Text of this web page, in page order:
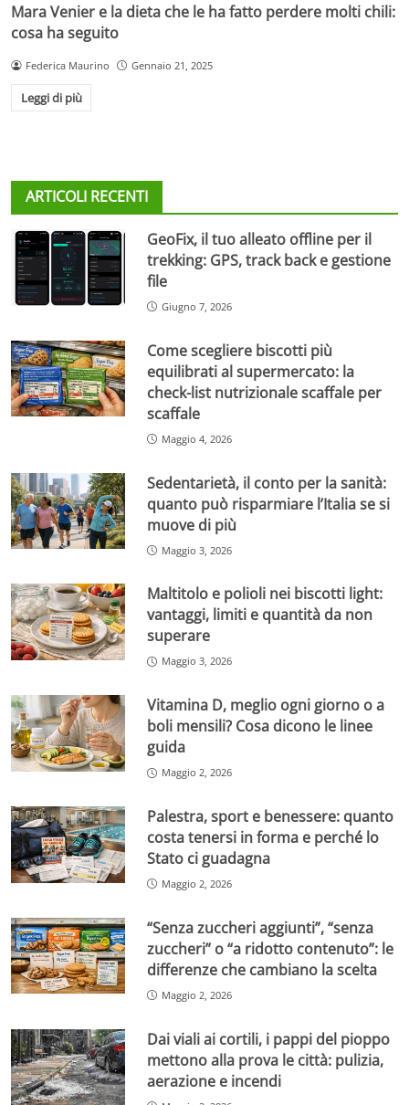
Mara Venier e la dieta che le ha fatto perdere molti chili:
cosa ha seguito
Federica Maurino Gennaio 21, 2025
Leggi di più
ARTICOLI RECENTI
GeoFix, il tuo alleato offline per il
trekking: GPS, track back e gestione
file
Giugno 7, 2026
Come scegliere biscotti più
equilibrati al supermercato: la
check-list nutrizionale scaffale per
scaffale
Maggio 4, 2026
Sedentarietà, il conto per la sanità:
quanto può risparmiare l’Italia se si
muove di più
Maggio 3, 2026
Maltitolo e polioli nei biscotti light:
vantaggi, limiti e quantità da non
superare
Maggio 3, 2026
Vitamina D, meglio ogni giorno o a
boli mensili? Cosa dicono le linee
guida
Maggio 2, 2026
Palestra, sport e benessere: quanto
costa tenersi in forma e perché lo
Stato ci guadagna
Maggio 2, 2026
“Senza zuccheri aggiunti”, “senza
zuccheri” o “a ridotto contenuto”: le
differenze che cambiano la scelta
Maggio 2, 2026
Dai viali ai cortili, i pappi del pioppo
mettono alla prova le città: pulizia,
aerazione e incendi